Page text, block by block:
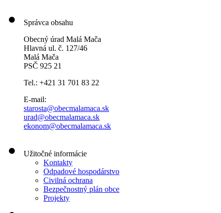
Správca obsahu
Obecný úrad Malá Mača
Hlavná ul. č. 127/46
Malá Mača
PSČ 925 21
Tel.: +421 31 701 83 22
E-mail:
starosta@obecmalamaca.sk
urad@obecmalamaca.sk
ekonom@obecmalamaca.sk
Užitočné informácie
Kontakty
Odpadové hospodárstvo
Civilná ochrana
Bezpečnostný plán obce
Projekty